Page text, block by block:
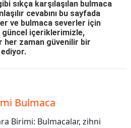
sıkça karşılaşılan bulmaca
cevabını bu sayfada
ve bulmaca severler için
güncel içeriklerimizle,
zaman güvenilir bir
Bulmaca
Birimi: Bulmacalar, zihni